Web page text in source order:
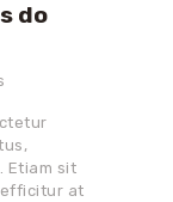
do
Etiam sit
efficitur at